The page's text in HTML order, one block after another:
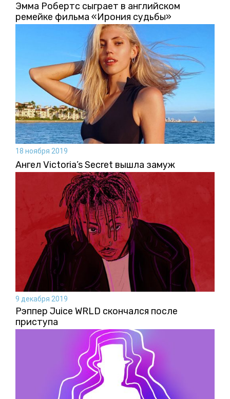
Эмма Робертс сыграет в английском
ремейке фильма «Ирония судьбы»
18 ноября 2019
Ангел Victoria’s Secret вышла замуж
9 декабря 2019
Рэппер Juice WRLD скончался после
приступа